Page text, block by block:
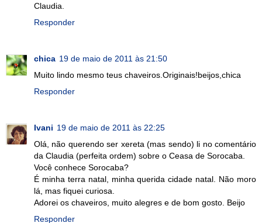
Claudia.
Responder
chica 19 de maio de 2011 às 21:50
Muito lindo mesmo teus chaveiros.Originais!beijos,chica
Responder
Ivani 19 de maio de 2011 às 22:25
Olá, não querendo ser xereta (mas sendo) li no comentário
da Claudia (perfeita ordem) sobre o Ceasa de Sorocaba.
Você conhece Sorocaba?
É minha terra natal, minha querida cidade natal. Não moro
lá, mas fiquei curiosa.
Adorei os chaveiros, muito alegres e de bom gosto. Beijo
Responder